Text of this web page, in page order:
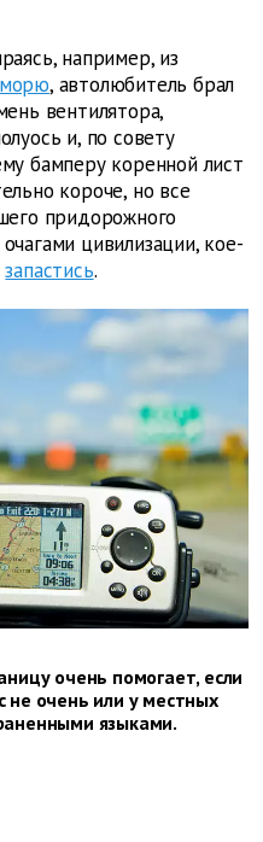
например, из
, автолюбитель брал
вентилятора,
и, по совету
бамперу коренной лист
короче, но все
придорожного
цивилизации, кое-
запастись.
очень помогает, если
не очень или у местных
языками.